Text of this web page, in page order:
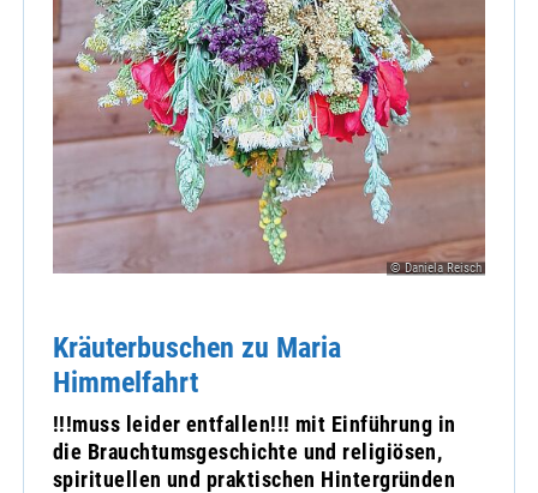
© Daniela Reisch
Kräuterbuschen zu Maria
Himmelfahrt
!!!muss leider entfallen!!! mit Einführung in
die Brauchtumsgeschichte und religiösen,
spirituellen und praktischen Hintergründen